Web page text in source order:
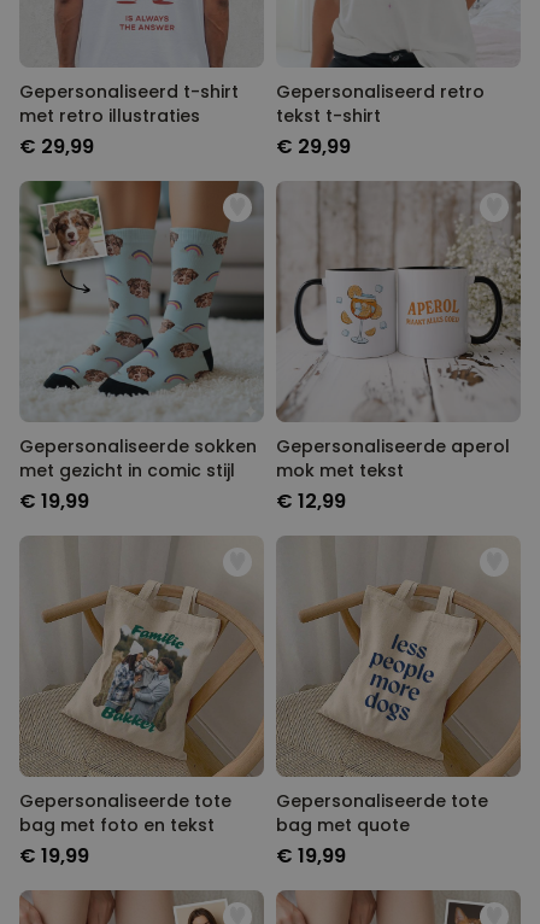
Gepersonaliseerd t-shirt
met retro illustraties
€ 29,99
Gepersonaliseerd retro
tekst t-shirt
€ 29,99
Gepersonaliseerde sokken
met gezicht in comic stijl
€ 19,99
Gepersonaliseerde aperol
mok met tekst
€ 12,99
Gepersonaliseerde tote
bag met foto en tekst
€ 19,99
Gepersonaliseerde tote
bag met quote
€ 19,99